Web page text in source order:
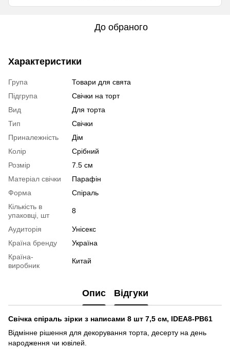
До обраного
Характеристики
Група
Товари для свята
Підгрупа
Свічки на торт
Вид
Для торта
Тип
Свічки
Приналежність
Дім
Колір
Срібний
Розмір
7.5 см
Матеріал свічки
Парафін
Форма
Спіраль
Кількість в
упаковці, шт
8
Аудиторія
Унісекс
Країна бренду
Україна
Країна-
виробник
Китай
Опис Відгуки
Свічка спіраль зірки з написами 8 шт 7,5 см, IDEA8-PB61
Відмінне рішення для декорування торта, десерту на день
народження чи ювілей.